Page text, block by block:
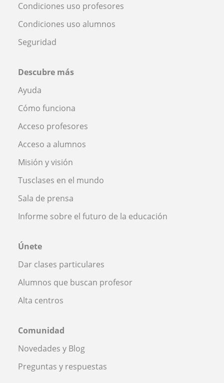
Condiciones uso profesores
Condiciones uso alumnos
Seguridad
Descubre más
Ayuda
Cómo funciona
Acceso profesores
Acceso a alumnos
Misión y visión
Tusclases en el mundo
Sala de prensa
Informe sobre el futuro de la educación
Únete
Dar clases particulares
Alumnos que buscan profesor
Alta centros
Comunidad
Novedades y Blog
Preguntas y respuestas